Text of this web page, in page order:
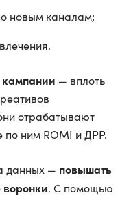
новым каналам;
— вплоть
отрабатывают
по ним ROMI и ДРР.
данных — повышать
воронки. С помощью